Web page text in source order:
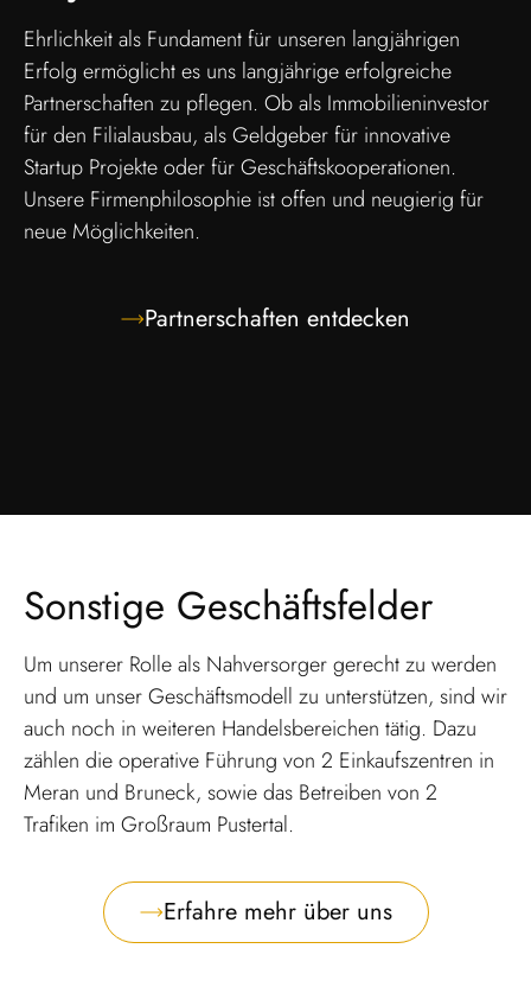
Ehrlichkeit als Fundament für unseren langjährigen
Erfolg ermöglicht es uns langjährige erfolgreiche
Partnerschaften zu pflegen. Ob als Immobilieninvestor
für den Filialausbau, als Geldgeber für innovative
Startup Projekte oder für Geschäftskooperationen.
Unsere Firmenphilosophie ist offen und neugierig für
neue Möglichkeiten.
Partnerschaften entdecken
Sonstige Geschäftsfelder
Um unserer Rolle als Nahversorger gerecht zu werden
und um unser Geschäftsmodell zu unterstützen, sind wir
auch noch in weiteren Handelsbereichen tätig. Dazu
zählen die operative Führung von 2 Einkaufszentren in
Meran und Bruneck, sowie das Betreiben von 2
Trafiken im Großraum Pustertal.
Erfahre mehr über uns